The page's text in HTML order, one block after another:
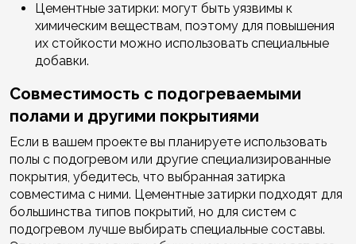
Цементные затирки: могут быть уязвимы к
химическим веществам, поэтому для повышения
их стойкости можно использовать специальные
добавки.
Совместимость с подогреваемыми
полами и другими покрытиями
Если в вашем проекте вы планируете использовать
полы с подогревом или другие специализированные
покрытия, убедитесь, что выбранная затирка
совместима с ними. Цементные затирки подходят для
большинства типов покрытий, но для систем с
подогревом лучше выбирать специальные составы.